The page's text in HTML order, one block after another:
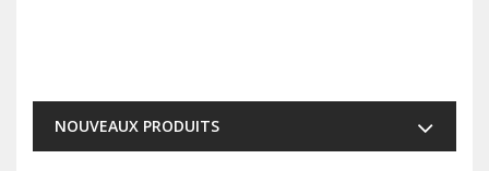
NOUVEAUX PRODUITS